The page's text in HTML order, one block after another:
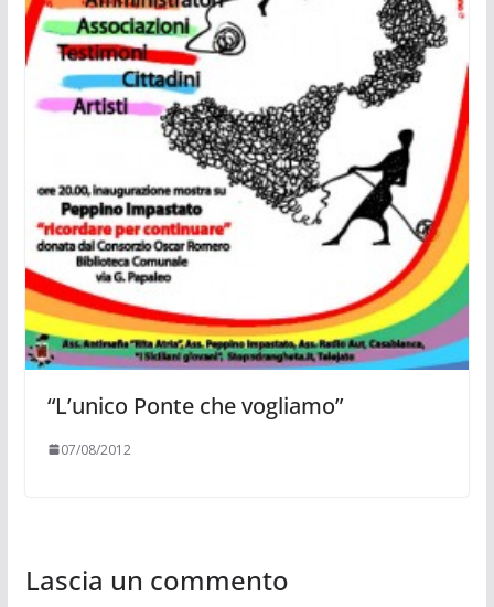
“L’unico Ponte che vogliamo”
07/08/2012
Lascia un commento